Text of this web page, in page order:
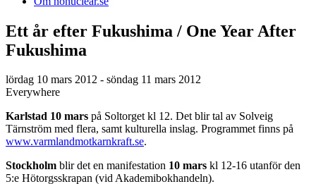
Ett år efter Fukushima / One Year After
Fukushima
lördag 10 mars 2012 - söndag 11 mars 2012
Everywhere
Karlstad 10 mars på Soltorget kl 12. Det blir tal av Solveig
Tärnström med flera, samt kulturella inslag. Programmet finns på
www.varmlandmotkarnkraft.se.
Stockholm blir det en manifestation 10 mars kl 12-16 utanför den
5:e Hötorgsskrapan (vid Akademibokhandeln).